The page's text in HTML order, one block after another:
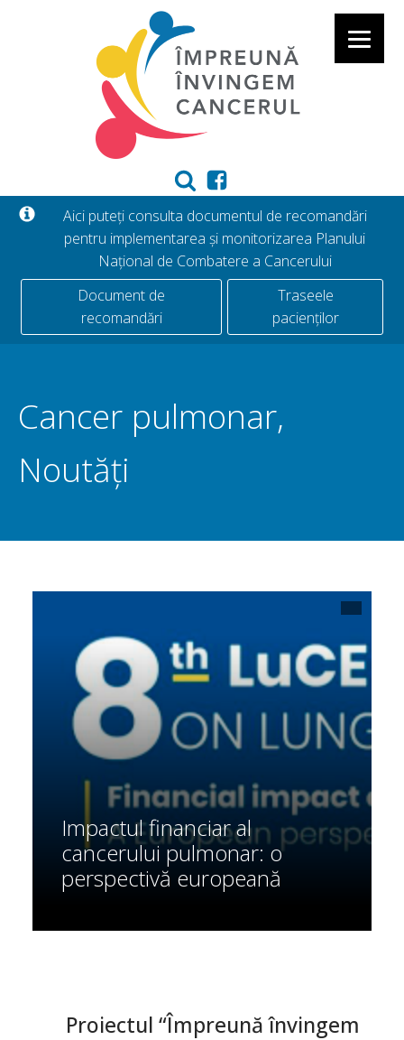
Aici puteți consulta documentul de recomandări
pentru implementarea și monitorizarea Planului
Național de Combatere a Cancerului
Document de
recomandări
Traseele
pacienților
Cancer pulmonar,
Noutăți
Impactul financiar al
cancerului pulmonar: o
perspectivă europeană
Proiectul “Împreună învingem